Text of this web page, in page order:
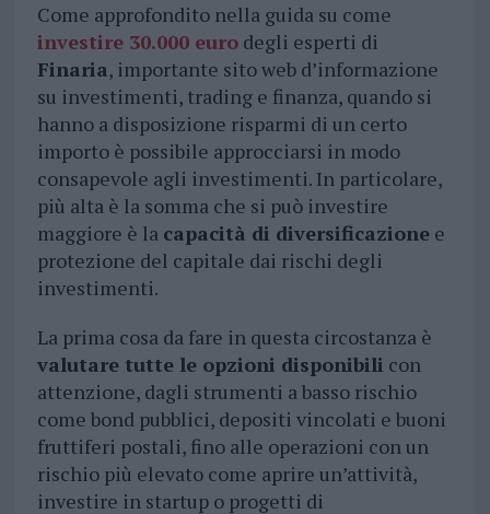
Come approfondito nella guida su come
investire 30.000 eurodegli esperti di
Finaria, importante sito web d’informazione
su investimenti, trading e finanza, quando si
hanno a disposizione risparmi di un certo
importo è possibile approcciarsi in modo
consapevole agli investimenti. In particolare,
più alta è la somma che si può investire
maggiore è la capacità di diversificazionee
protezione del capitale dai rischi degli
investimenti.
La prima cosa da fare in questa circostanza è
valutare tutte le opzioni disponibili con
attenzione, dagli strumenti a basso rischio
come bond pubblici, depositi vincolati e buoni
fruttiferi postali, fino alle operazioni con un
rischio più elevato come aprire un’attività,
investire in startup o progetti di